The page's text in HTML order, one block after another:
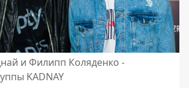
и Филипп Коляденко -
KADNAY